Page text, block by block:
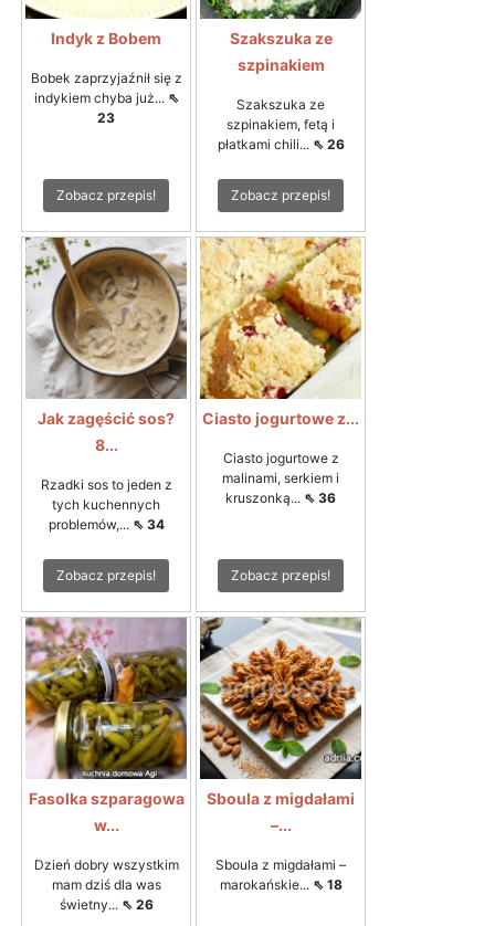
Indyk z Bobem
Bobek zaprzyjaźnił się z
indykiem chyba już... ⇖
23
Zobacz przepis!
Szakszuka ze
szpinakiem
Szakszuka ze
szpinakiem, fetą i
płatkami chili... ⇖ 26
Zobacz przepis!
Jak zagęścić sos?
8...
Rzadki sos to jeden z
tych kuchennych
problemów,... ⇖ 34
Zobacz przepis!
Ciasto jogurtowe z...
Ciasto jogurtowe z
malinami, serkiem i
kruszonką... ⇖ 36
Zobacz przepis!
Fasolka szparagowa
w...
Dzień dobry wszystkim
mam dziś dla was
świetny... ⇖ 26
Sboula z migdałami
–...
Sboula z migdałami –
marokańskie... ⇖ 18